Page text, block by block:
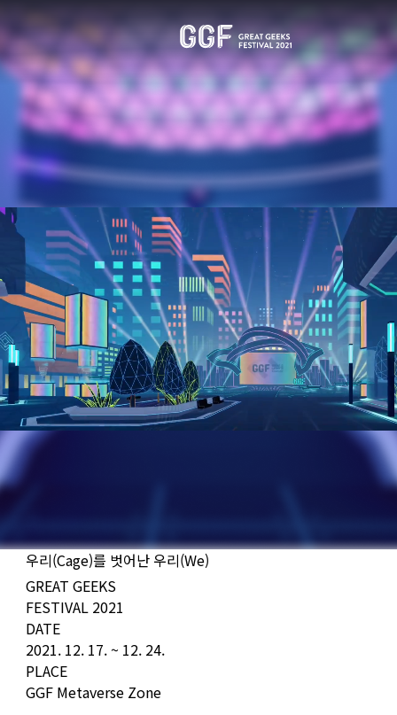
우리(Cage)를 벗어난 우리(We)
GREAT GEEKS
FESTIVAL 2021
DATE
2021. 12. 17. ~ 12. 24.
PLACE
GGF Metaverse Zone